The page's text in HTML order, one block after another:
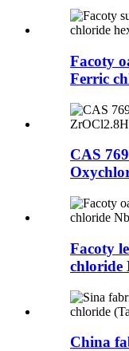
Facoty
Ferric
CAS
Facoty
chloride
China